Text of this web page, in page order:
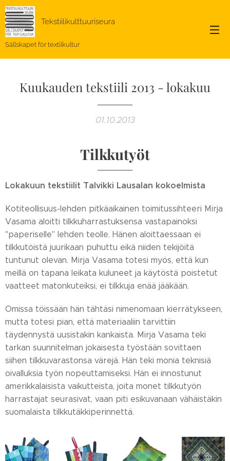
Tekstiilikulttuuriseura
Sällskapet för textilkultur
Kuukauden tekstiili 2013 - lokakuu
01.10.2013
Tilkkutyöt
Lokakuun tekstiilit Talvikki Lausalan kokoelmista
Kotiteollisuus-lehden pitkäaikainen toimitussihteeri Mirja
Vasama aloitti tilkkuharrastuksensa vastapainoksi
"paperiselle" lehden teolle. Hänen aloittaessaan ei
tilkkutöistä juurikaan puhuttu eikä niiden tekijöitä
tuntunut olevan. Mirja Vasama totesi myös, että kun
meillä on tapana leikata kuluneet ja käytöstä poistetut
vaatteet matonkuteiksi, ei tilkkuja enää jääkään.
Omissa töissään hän tähtäsi nimenomaan kierrätykseen,
mutta totesi pian, että materiaaliin tarvittiin
täydennystä uusistakin kankaista. Mirja Vasama teki
tarkan suunnitelman jokaisesta työstään sovittaen
siihen tilkkuvarastonsa värejä. Hän teki monia teknisiä
oivalluksia työn nopeuttamiseksi. Hän ei innostunut
amerikkalaisista vaikutteista, joita monet tilkkutyön
harrastajat seurasivat, vaan piti esikuvanaan vähäistäkin
suomalaista tilkkutäkkiperinnettä.